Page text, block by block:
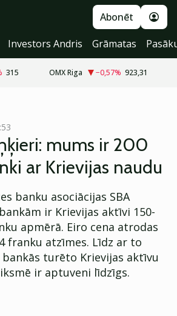
Abonēt
Investors Andris Grāmatas
315 OMX Riga −0,57% 923,31
mums ir 200
ar Krievijas naudu
banku asociācijas SBA
ir Krievijas aktīvi 150-
apmērā. Eiro cena atrodas
franku atzīmes. Līdz ar to
bankās turēto Krievijas aktīvu
ir aptuveni līdzīgs.